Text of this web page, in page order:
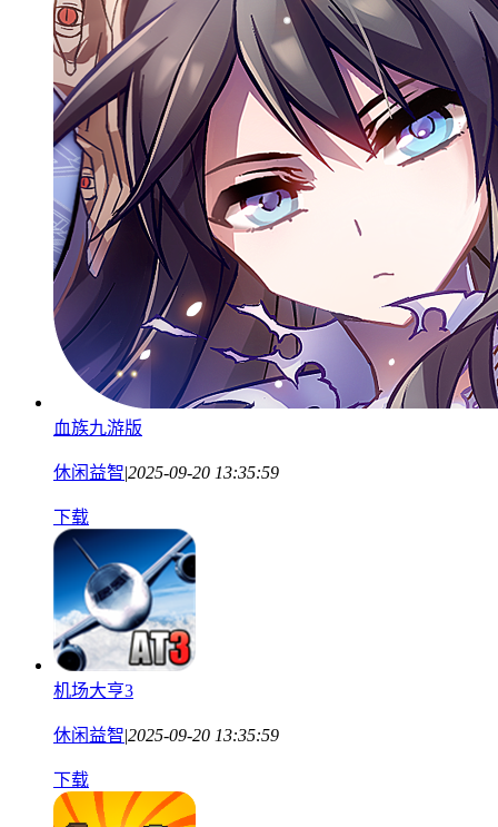
血族九游版
休闲益智|2025-09-20 13:35:59
下载
机场大亨3
休闲益智|2025-09-20 13:35:59
下载